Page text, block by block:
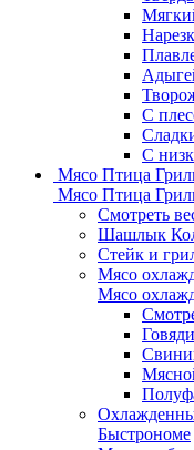
С
С
Мясо Птица
Мясо Птица
Смотреть
Шашлык
Стейк и
Мясо
Мясо
Быстрономе